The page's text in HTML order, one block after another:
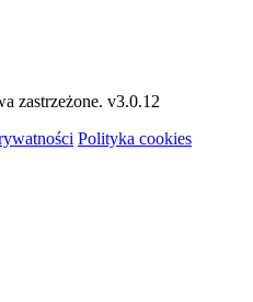
zastrzeżone. v3.0.12
Polityka cookies